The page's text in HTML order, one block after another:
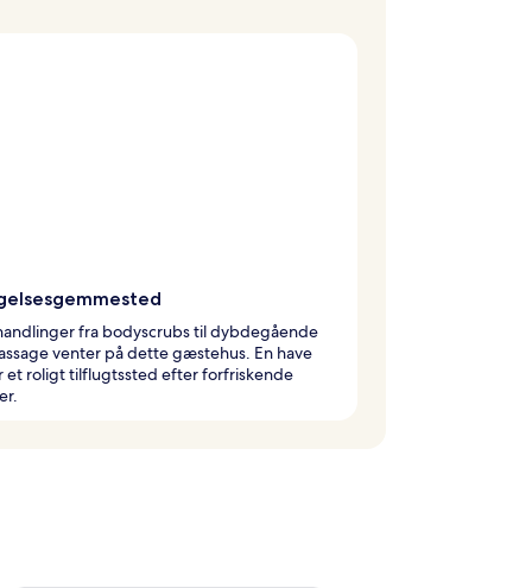
fra bodyscrubs til dybdegående
venter på dette gæstehus. En have
et roligt tilflugtssted efter forfriskende